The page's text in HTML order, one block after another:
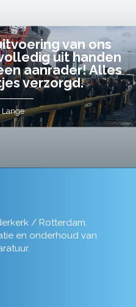
van ons
uit handen
aanrader! Alles
verzorgd.
/ Rotterdam.
en onderhoud van